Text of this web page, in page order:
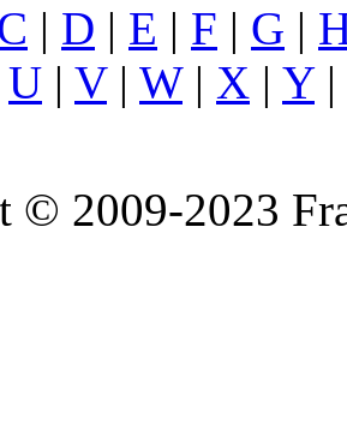
| D | E | F | G |
U | V| W| X | Y|
© 2009-2023